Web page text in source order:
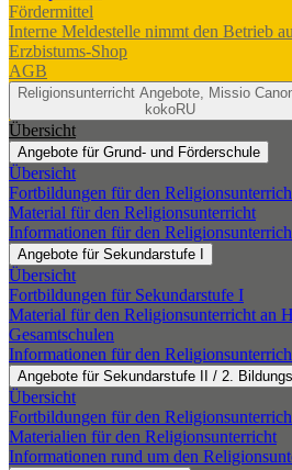
Fördermittel
Interne Meldestelle nimmt den Betrieb
Erzbistums-Shop
AGB
Religionsunterricht Angebote, Missio
kokoRU
Übersicht
Angebote für Grund- und Förderschule
Übersicht
Fortbildungen für den
Material für den Religionsunterricht
Informationen für den
Angebote für Sekundarstufe I
Übersicht
Fortbildungen für Sekundarstufe I
Material für den Religionsunterricht an
Gesamtschulen
Informationen für den
Angebote für Sekundarstufe II / 2.
Übersicht
Fortbildungen für den
Materialien für den Religionsunterricht
Informationen rund um den